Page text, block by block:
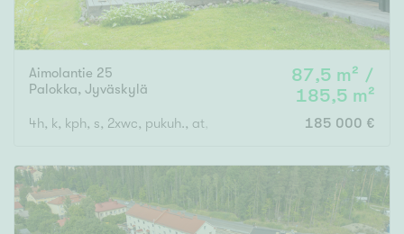
Aimolantie 25
Palokka, Jyväskylä
87,5 m² /
185,5 m²
4h, k, kph, s, 2xwc, pukuh., at, var. 185 000 €